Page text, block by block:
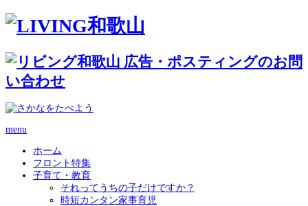
menu
ホーム
フロント特集
子育て・教育
それってうちの子だけですか？
時短カンタン家事育児